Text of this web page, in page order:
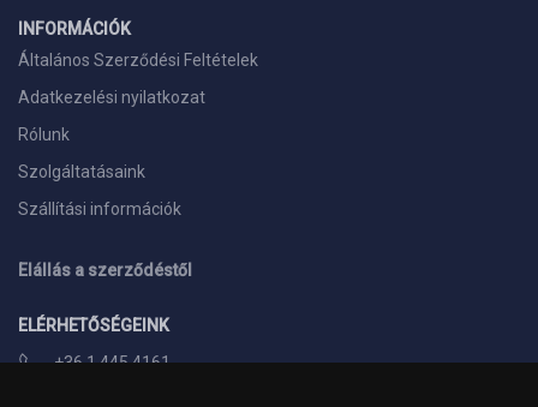
INFORMÁCIÓK
Általános Szerződési Feltételek
Adatkezelési nyilatkozat
Rólunk
Szolgáltatásaink
Szállítási információk
Elállás a szerződéstől
ELÉRHETŐSÉGEINK
+36 1 445 4161